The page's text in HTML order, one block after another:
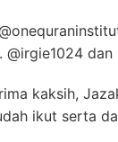
dan
kaksih,
ikut serta